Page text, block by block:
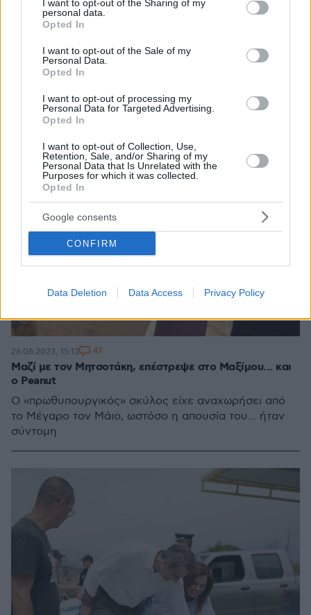
not limited to your visit or usage behaviour. You may click to
grant or deny consent to Google and its third-party tags to
use your data for below specified purposes in below Google
consent section.
I want to opt-out of the Sharing of my
personal data.
Opted In
I want to opt-out of the Sale of my
Personal Data.
Opted In
I want to opt-out of processing my
Personal Data for Targeted Advertising.
Opted In
I want to opt-out of Collection, Use,
Retention, Sale, and/or Sharing of my
Personal Data that Is Unrelated with the
Purposes for which it was collected.
Opted In
Google consents
CONFIRM
Data Deletion Data Access Privacy Policy
του Bloomberg
Μαζί με τον Μητσοτάκη, επέστρεψε στο Μαξίμου... και
ο Peanut
Ο «πρωθυπουργικός» σκύλος είχε αναχωρήσει από
το Μέγαρο τον Μάιο, ωστόσο η απουσία του... ήταν
σύντομη
26.06.2023, 15:13 47